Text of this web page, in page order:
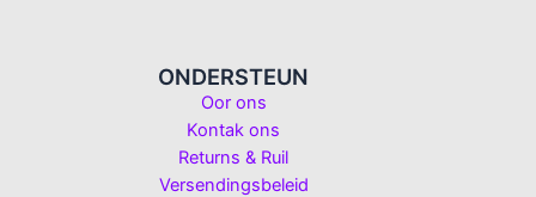
ONDERSTEUN
Oor ons
Kontak ons
Returns & Ruil
Versendingsbeleid